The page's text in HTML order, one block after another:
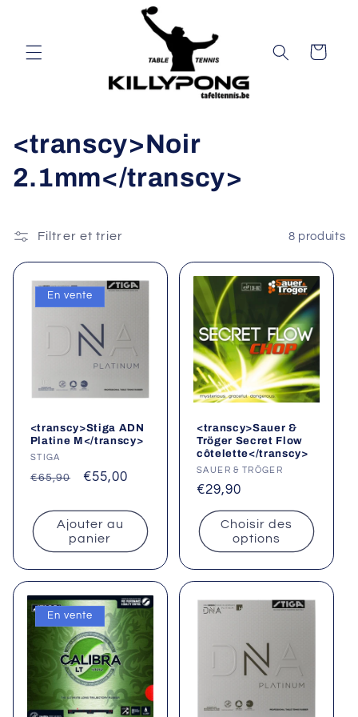
contenu
Panier
C
o
l
e
<transcy>Noir
2.1mm</transcy>
Filtrer et trier 8 produits
En vente
<transcy>Stiga ADN
Platine M</transcy>
Fournisseur :
STIGA
Prix
€65,90
Prix
€55,00
Ajouter au
panier
<transcy>Sauer &
Tröger Secret Flow
côtelette</transcy>
Fournisseur :
SAUER & TRÖGER
Prix
habituel
€29,90
Choisir des
options
En vente